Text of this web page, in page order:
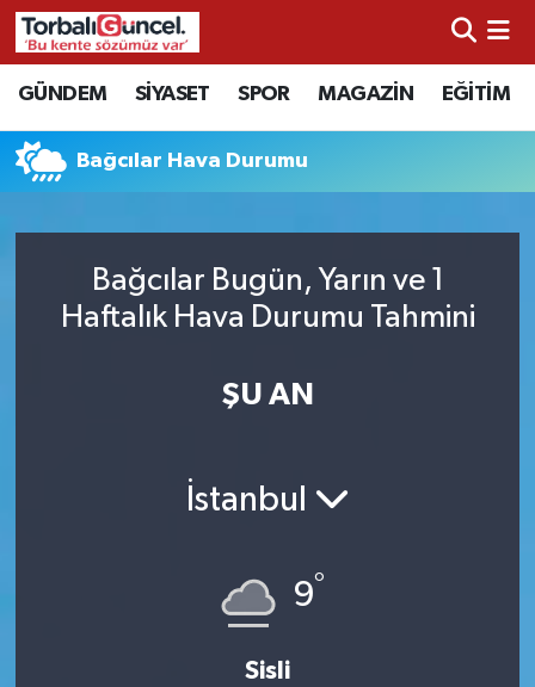
GÜNDEM SİYASET SPOR MAGAZİN EĞİTİM
Bağcılar Hava Durumu
Bağcılar Bugün, Yarın ve 1
Haftalık Hava Durumu Tahmini
ŞU AN
İstanbul
9°
Sisli
İzmir Nöbetçi Eczaneler
İzmir Hava Durumu
İzmir Trafik Yoğunluk Haritası
Süper Lig Puan Durumu ve Fikstür